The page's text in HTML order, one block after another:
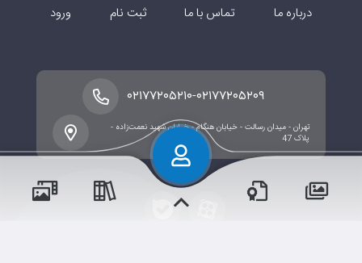
درباره ما تماس با ما ثبت نام ورود
تهران - میدان رسالت - خیابان هنگام - خیابان شهید نعمت‌زاده -
پلاک 47
۰۲۱۷۷۲۰۵۲۰۹-۰۲۱۷۷۲۰۵۲۱۰